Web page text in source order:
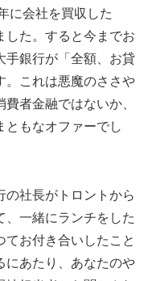
に会社を買収した
した。すると今までお
手銀行が「全額、お貸
。これは悪魔のささや
者金融ではないか、
ともなオファーでし
の社長がトロントから
、一緒にランチをした
お付き合いしたこと
にあたり、あなたのや